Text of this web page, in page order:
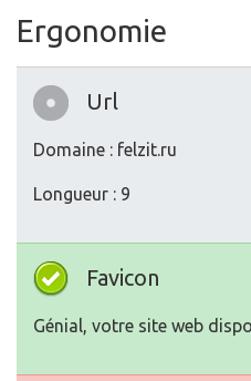
Ergonomie
Url
Domaine : felzit.ru
Longueur : 9
Favicon
Génial, votre site web